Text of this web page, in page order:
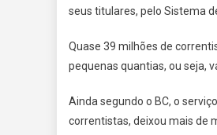
seus titulares, pelo Sistema
Quase 39 milhões de
pequenas quantias, ou seja,
Ainda segundo o BC, o
correntistas, deixou mais de